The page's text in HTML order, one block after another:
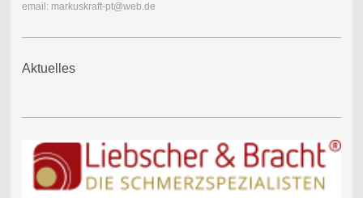
email: markuskraft-pt@web.de
Aktuelles